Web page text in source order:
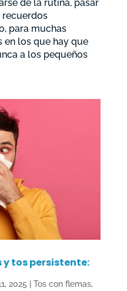
de la rutina, pasar
para muchas
en los que hay que
a los pequeños
tos persistente:
2025 | Tos con flemas,